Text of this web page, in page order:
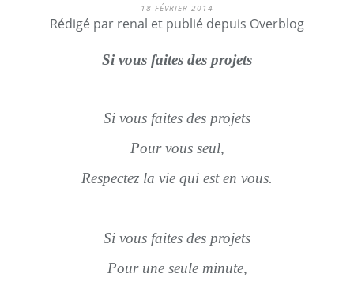
18 FÉVRIER 2014
Rédigé par renal et publié depuis Overblog
Si vous faites des projets
Si vous faites des projets
Pour vous seul,
Respectez la vie qui est en vous.
Si vous faites des projets
Pour une seule minute,